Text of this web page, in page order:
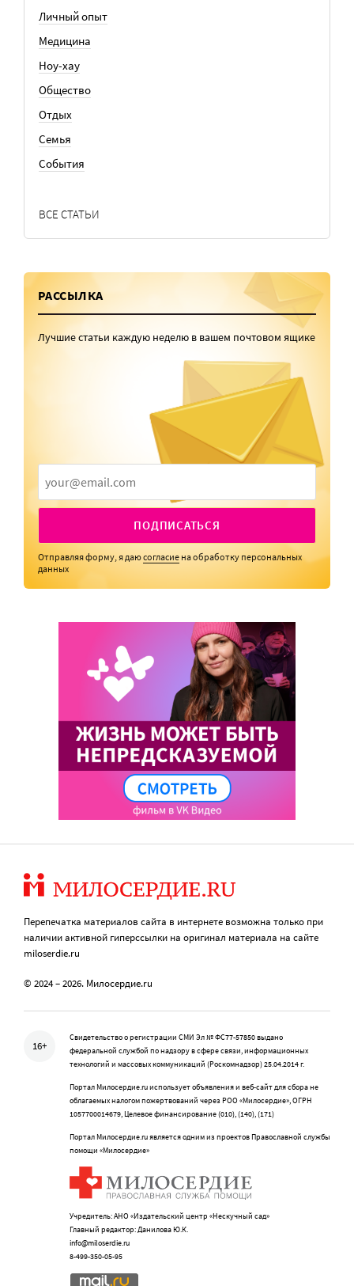
Личный опыт
Медицина
Ноу-хау
Общество
Отдых
Семья
События
ВСЕ СТАТЬИ
РАССЫЛКА
Лучшие статьи каждую неделю в вашем почтовом ящике
ПОДПИСАТЬСЯ
Отправляя форму, я даюсогласие на обработку персональных
данных
Перепечатка материалов сайта в интернете возможна только при
наличии активной гиперссылки на оригинал материала на сайте
miloserdie.ru
© 2024 – 2026. Милосердие.ru
16+
Свидетельство о регистрации СМИ Эл № ФС77-57850 выдано
федеральной службой по надзору в сфере связи, информационных
технологий и массовых коммуникаций (Роскомнадзор) 25.04.2014 г.
Портал Милосердие.ru использует объявления и веб-сайт для сбора не
облагаемых налогом пожертвований через РОО «Милосердие», ОГРН
1057700014679, Целевое финансирование (010), (140), (171)
Портал Милосердие.ru является одним из проектов Православной службы
помощи «Милосердие»
Учредитель: АНО «Издательский центр «Нескучный сад»
Главный редактор: Данилова Ю.К.
info@miloserdie.ru
8-499-350-05-95